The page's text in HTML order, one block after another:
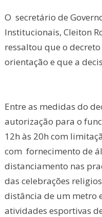
O secretário de
Institucionais, Cleiton
ressaltou que o
orientação e que a
Entre as medidas do
autorização para o
12h às 20h com
com fornecimento de
distanciamento nas
das celebrações
distância de um metro
atividades esportivas